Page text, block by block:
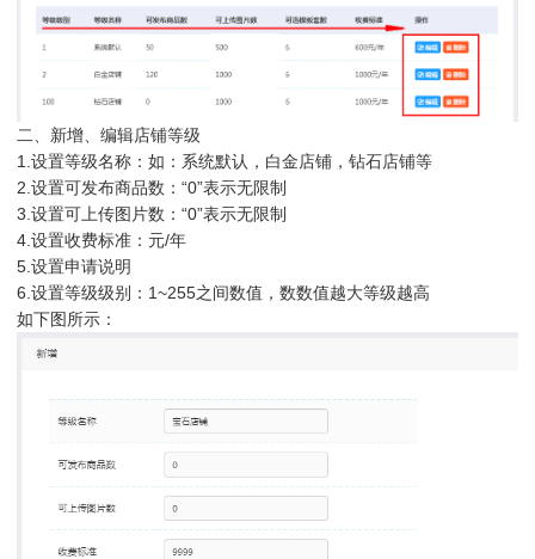
二、新增、编辑店铺等级
1.设置等级名称：如：系统默认，白金店铺，钻石店铺等
2.设置可发布商品数：“0”表示无限制
3.设置可上传图片数：“0”表示无限制
4.设置收费标准：元/年
5.设置申请说明
6.设置等级级别：1~255之间数值，数数值越大等级越高
如下图所示：